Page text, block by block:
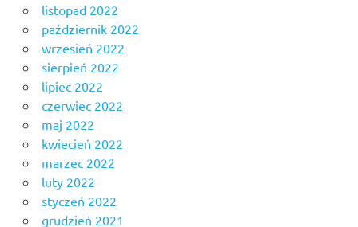
listopad 2022
październik 2022
wrzesień 2022
sierpień 2022
lipiec 2022
czerwiec 2022
maj 2022
kwiecień 2022
marzec 2022
luty 2022
styczeń 2022
grudzień 2021